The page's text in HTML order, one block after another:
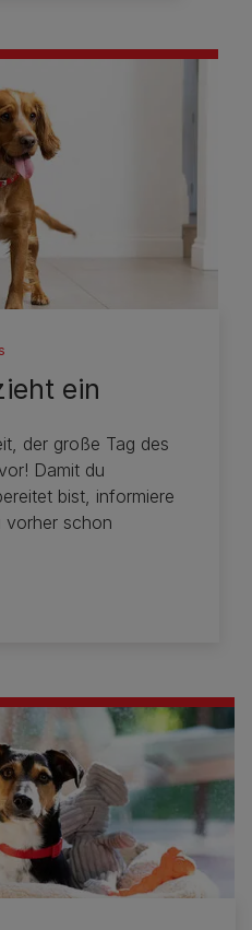
ein
der große Tag des
Damit du
bist, informiere
vorher schon